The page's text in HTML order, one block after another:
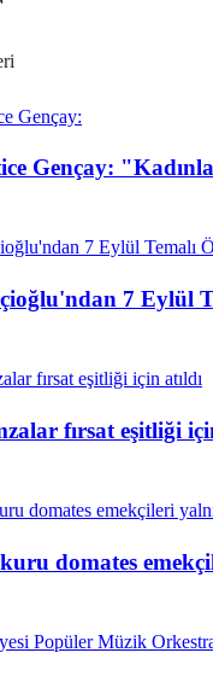
Gençay:
7 Eylül
fırsat eşitliği
domates